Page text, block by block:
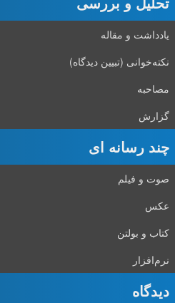
یادداشت و مقاله
نکته‌خوانی (تبیین دیدگاه)
مصاحبه
گزارش
چند رسانه ای
صوت و فیلم
عکس
کتاب و بولتن
نرم‌افزار
دیدگاه‌